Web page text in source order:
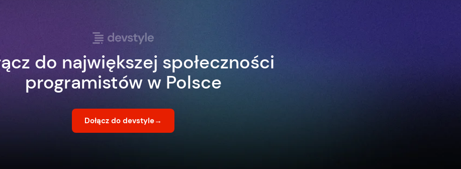
do największej społeczności
programistów w Polsce
Dołącz do devstyle→